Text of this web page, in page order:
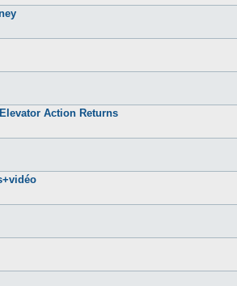
Action Returns